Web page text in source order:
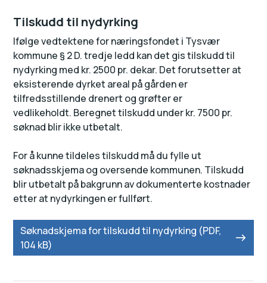
Tilskudd til nydyrking
Ifølge vedtektene for næringsfondet i Tysvær
kommune § 2 D. tredje ledd kan det gis tilskudd til
nydyrking med kr. 2500 pr. dekar. Det forutsetter at
eksisterende dyrket areal på gården er
tilfredsstillende drenert og grøfter er
vedlikeholdt. Beregnet tilskudd under kr. 7500 pr.
søknad blir ikke utbetalt.
For å kunne tildeles tilskudd må du fylle ut
søknadsskjema og oversende kommunen. Tilskudd
blir utbetalt på bakgrunn av dokumenterte kostnader
etter at nydyrkingen er fullført.
Søknadskjema for tilskudd til nydyrking (PDF,
104 kB)